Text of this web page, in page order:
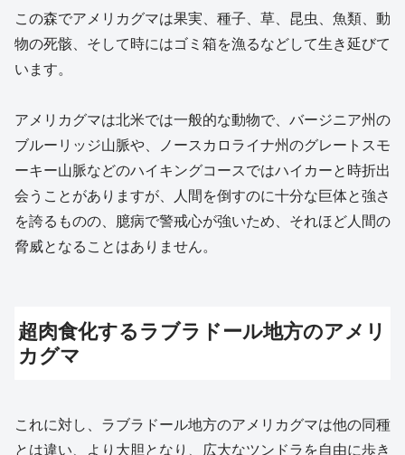
この森でアメリカグマは果実、種子、草、昆虫、魚類、動
物の死骸、そして時にはゴミ箱を漁るなどして生き延びて
います。
アメリカグマは北米では一般的な動物で、バージニア州の
ブルーリッジ山脈や、ノースカロライナ州のグレートスモ
ーキー山脈などのハイキングコースではハイカーと時折出
会うことがありますが、人間を倒すのに十分な巨体と強さ
を誇るものの、臆病で警戒心が強いため、それほど人間の
脅威となることはありません。
超肉食化するラブラドール地方のアメリ
カグマ
これに対し、ラブラドール地方のアメリカグマは他の同種
とは違い、より大胆となり、広大なツンドラを自由に歩き